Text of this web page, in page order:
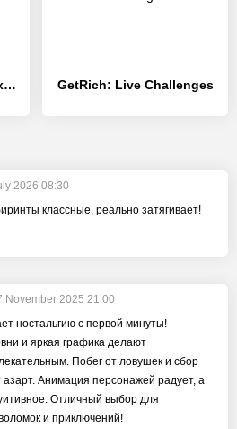
Claw Stars: Звездные хватальцы - [MOD Бесконечные деньги] GetRich: Live Challenges
2026 08:30
классные, реально затягивает!
November 2025 21:00
ностальгию с первой минуты!
и яркая графика делают
Побег от ловушек и сбор
Анимация персонажей радует, а
Отличный выбор для
и приключений!